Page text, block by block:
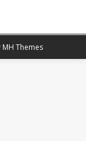
MH Themes